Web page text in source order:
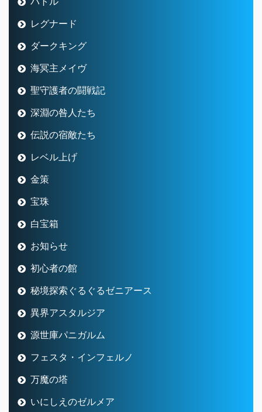
レグナード
ダークキング
海冥主メイヴ
聖守護者の闘戦記
深淵の咎人たち
伝説の宿敵たち
レベル上げ
金策
宝珠
白宝箱
お知らせ
初心者の館
秘境探索ぐるぐるゼニアース
異界アスタルジア
源世庫パニガルム
フェスタ・インフェルノ
万魔の塔
いにしえのゼルメア